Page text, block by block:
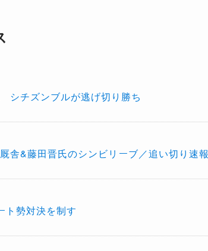
シチズンブルが逃げ切り勝ち
舎&藤田晋氏のシンビリーブ／追い切り速報
ト勢対決を制す